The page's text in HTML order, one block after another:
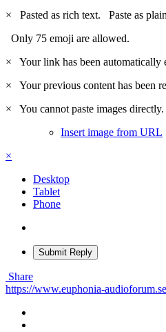
×
Pasted as rich text. Paste as
Only 75 emoji are allowed.
×
Your link has been automatically
×
Your previous content has been
×
You cannot paste images
Insert image from URL
×
Desktop
Tablet
Phone
Submit Reply
Share
https://www.euphonia-